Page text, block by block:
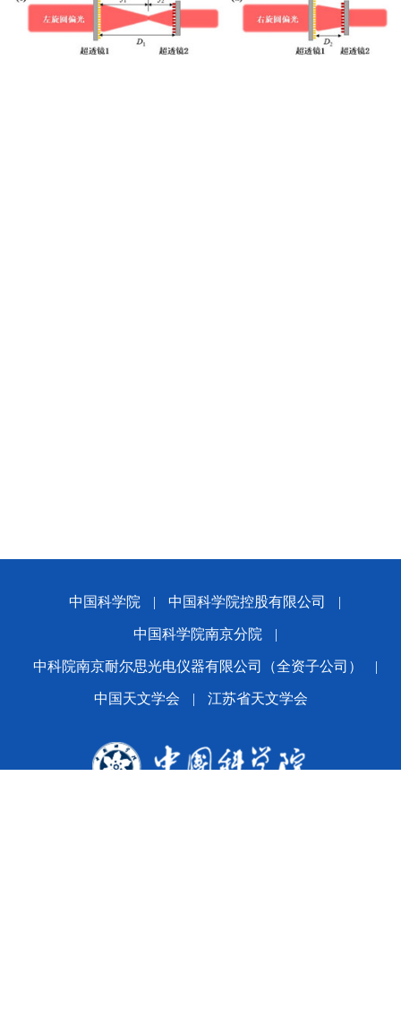
中国科学院 | 中国科学院控股有限公司 |
中国科学院南京分院 |
中科院南京耐尔思光电仪器有限公司（全资子公司） |
中国天文学会 | 江苏省天文学会